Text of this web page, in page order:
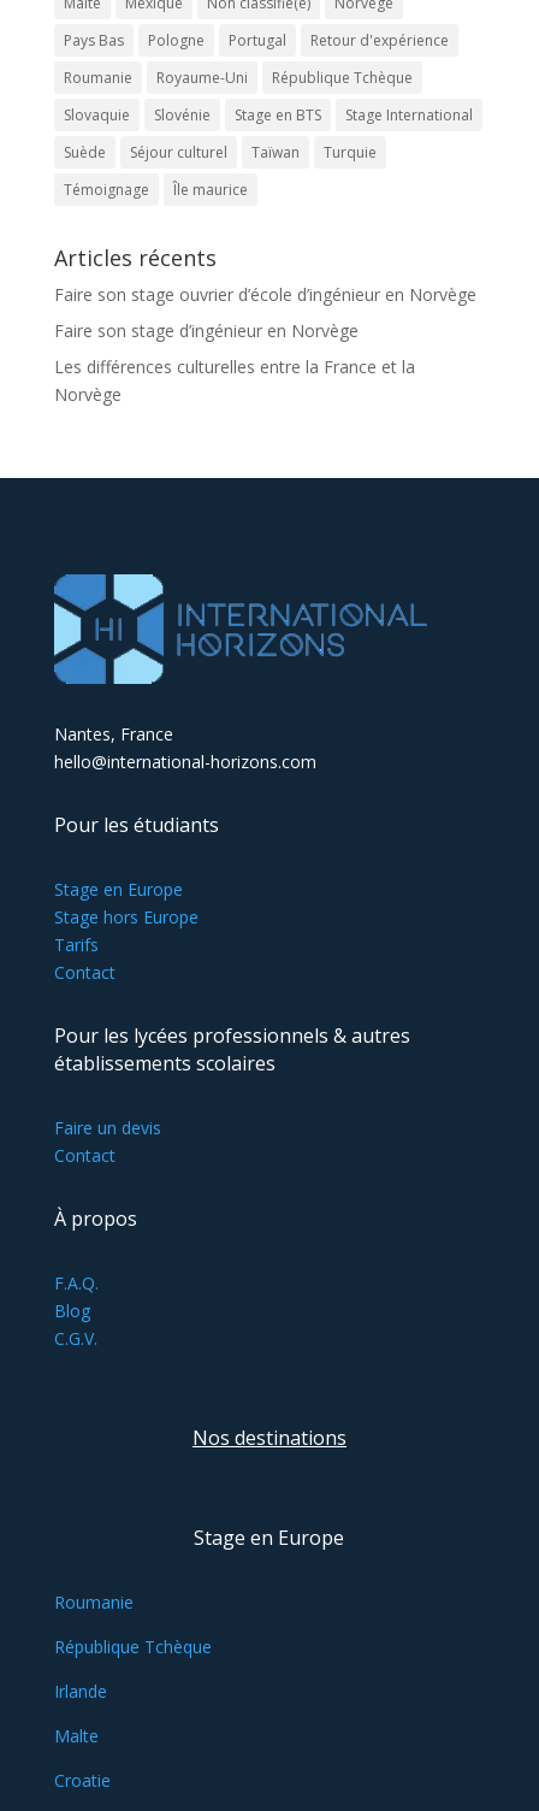
Pays Bas
Pologne Portugal
Retour d'expérience
Roumanie
Royaume-Uni
République Tchèque
Slovaquie
Slovénie Stage en BTS
Stage International
Suède
Séjour culturel Taïwan
Turquie
Témoignage
Île maurice
Articles récents
Faire son stage ouvrier d’école d’ingénieur en Norvège
Faire son stage d’ingénieur en Norvège
Les différences culturelles entre la France et la
Norvège
Nantes, France
hello@international-horizons.com
Pour les étudiants
Stage en Europe
Stage hors Europe
Tarifs
Contact
Pour les lycées professionnels & autres
établissements scolaires
Faire un devis
Contact
À propos
F.A.Q.
Blog
C.G.V.
Nos destinations
Stage en Europe
Roumanie
République Tchèque
Irlande
Malte
Croatie